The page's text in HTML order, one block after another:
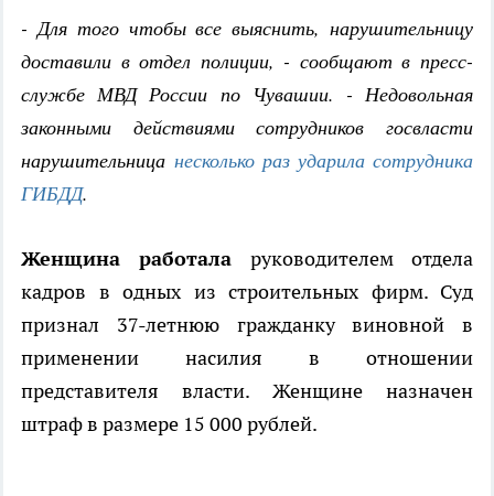
- Для того чтобы все выяснить, нарушительницу
доставили в отдел полиции, - сообщают в пресс-
службе МВД России по Чувашии. - Недовольная
законными действиями сотрудников госвласти
нарушительница несколько раз ударила сотрудника
ГИБДД.
Женщина работала руководителем отдела
кадров в одных из строительных фирм. Суд
признал 37-летнюю гражданку виновной в
применении насилия в отношении
представителя власти. Женщине назначен
штраф в размере 15 000 рублей.